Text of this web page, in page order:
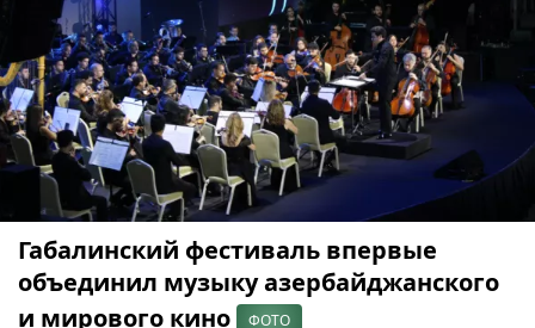
Габалинский фестиваль впервые
объединил музыку азербайджанского
и мирового кино
ФОТО